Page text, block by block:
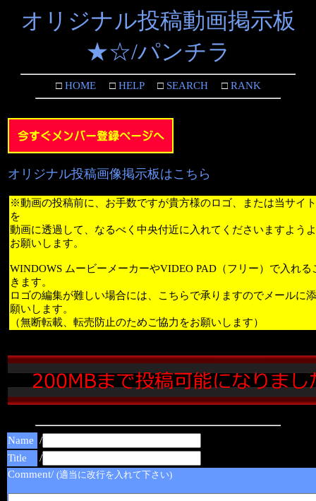
オリジナル投稿動画掲示板
★☆/パンチラ
□HOME□HELP□SEARCH□RANK
オリジナル投稿画像掲示板はこちら
※動画の投稿前に、お手数ですが貴方様のロゴ、または当サイ
を
動画に透過して、なるべく中央付近に入れてくださいますよう
お願いします。
WINDOWS ムービーメーカーやVIDEO PAD（フリー）で入れる
きます。
ロゴの編集が難しい場合には、こちらで承りますのでメールに
願いします。
（無断転載、転売防止のためご協力をお願いします）
Name /
Title
/
Comment/ (適当に改行を入れて下さい)